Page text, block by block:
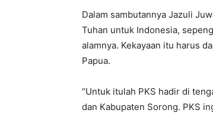
Dalam sambutannya Jazuli
Tuhan untuk Indonesia,
alamnya. Kekayaan itu harus
Papua.
“Untuk itulah PKS hadir di
dan Kabupaten Sorong. PKS